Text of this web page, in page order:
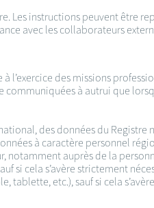
instructions peuvent être
avec les collaborateurs
l’exercice des missions
à autrui que
des données du
à caractère personnel
auprès de la
si cela s’avère strictement
tablette, etc.), sauf si cela